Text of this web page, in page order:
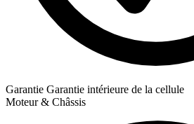
Garantie Garantie intérieure de la cellule
Moteur & Châssis